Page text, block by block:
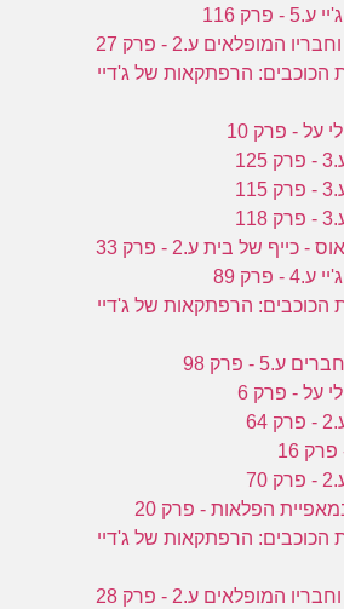
הכוכבים: הרפתקאות של ג'דיי
הכוכבים: הרפתקאות של ג'דיי
הכוכבים: הרפתקאות של ג'דיי